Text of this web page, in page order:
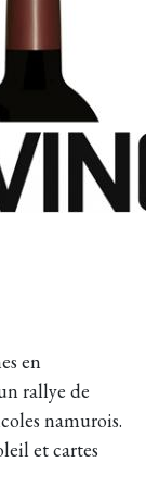
en
rallye de
namurois.
et cartes